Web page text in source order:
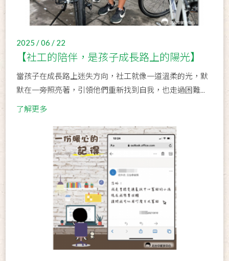
2025 / 06 / 22
【社工的陪伴，是孩子成長路上的陽光】
當孩子在成長路上迷失方向，社工就像一道溫柔的光，默
默在一旁照亮著，引領他們重新找到自我，也走過困難...
了解更多